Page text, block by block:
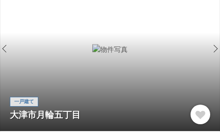
一戸建て
大津市月輪五丁目